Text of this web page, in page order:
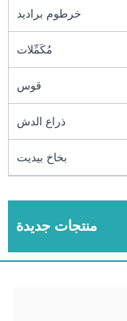
خرطوم براديد
مُكَمِّلات
قوس
ذراع الدش
بخاخ بيديت
منتجات جديدة